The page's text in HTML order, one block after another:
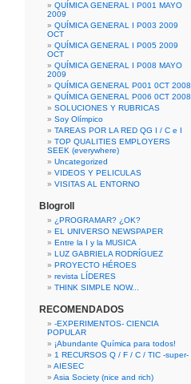
QUÍMICA GENERAL I P001 MAYO
2009
QUÍMICA GENERAL I P003 2009
OCT
QUÍMICA GENERAL I P005 2009
OCT
QUÍMICA GENERAL I P008 MAYO
2009
QUÍMICA GENERAL P001 0CT 2008
QUÍMICA GENERAL P006 0CT 2008
SOLUCIONES Y RUBRICAS
Soy Olímpico
TAREAS POR LA RED QG I / C e I
TOP QUALITIES EMPLOYERS
SEEK (everywhere)
Uncategorized
VIDEOS Y PELICULAS
VISITAS AL ENTORNO
Blogroll
¿PROGRAMAR? ¿OK?
EL UNIVERSO NEWSPAPER
Entre la I y la MUSICA
LUZ GABRIELA RODRÍGUEZ
PROYECTO HÉROES
revista LÍDERES
THINK SIMPLE NOW...
RECOMENDADOS
-EXPERIMENTOS- CIENCIA
POPULAR
¡Abundante Química para todos!
1 RECURSOS Q / F / C / TIC -super-
AIESEC
Asia Society (nice and rich)